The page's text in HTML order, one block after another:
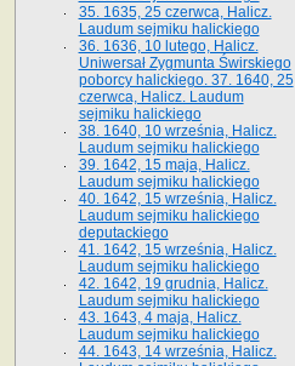
35. 1635, 25 czerwca, Halicz.
Laudum sejmiku halickiego
36. 1636, 10 lutego, Halicz.
Uniwersał Zygmunta Świrskiego
poborcy halickiego. 37. 1640, 25
czerwca, Halicz. Laudum
sejmiku halickiego
38. 1640, 10 września, Halicz.
Laudum sejmiku halickiego
39. 1642, 15 maja, Halicz.
Laudum sejmiku halickiego
40. 1642, 15 września, Halicz.
Laudum sejmiku halickiego
deputackiego
41. 1642, 15 września, Halicz.
Laudum sejmiku halickiego
42. 1642, 19 grudnia, Halicz.
Laudum sejmiku halickiego
43. 1643, 4 maja, Halicz.
Laudum sejmiku halickiego
44. 1643, 14 września, Halicz.